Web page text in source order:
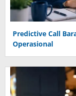
Predictive Call
Operasional